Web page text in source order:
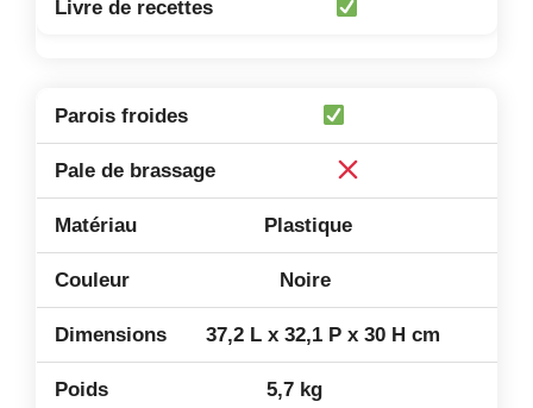
Plastique
Noire
37,2 L x 32,1 P x 30 H cm
5,7 kg